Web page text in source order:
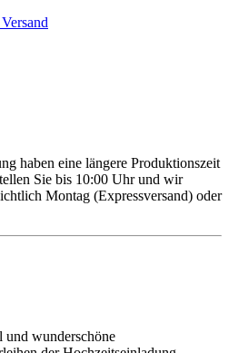
haben eine längere Produktionszeit
Sie bis 10:00 Uhr und wir
Montag (Expressversand) oder
und wunderschöne